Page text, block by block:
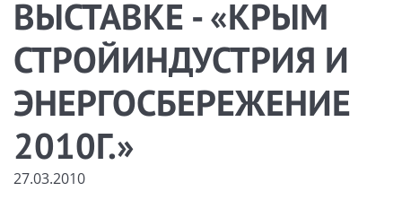
ВЫСТАВКЕ - «КРЫМ
СТРОЙИНДУСТРИЯ И
ЭНЕРГОСБЕРЕЖЕНИЕ
2010Г.»
27.03.2010